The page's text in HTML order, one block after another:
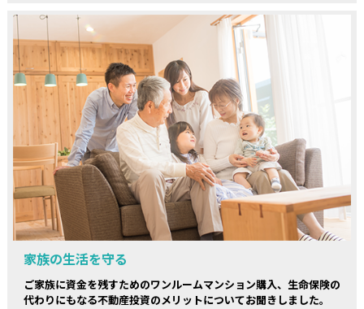
家族の生活を守る
ご家族に資金を残すためのワンルームマンション購入、生命保険の
代わりにもなる不動産投資のメリットについてお聞きしました。